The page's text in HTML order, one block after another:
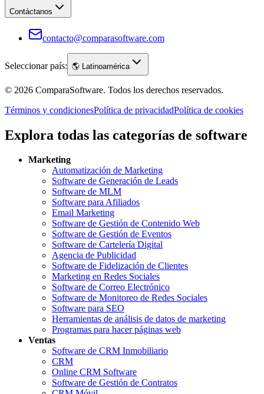
Contáctanos
contacto@comparasoftware.com
Seleccionar país: 🌎 Latinoamérica
© 2026 ComparaSoftware. Todos los derechos reservados.
Términos y condicionesPolítica de privacidadPolítica de cookies
Explora todas las categorías de software
Marketing
Automatización de Marketing
Software de Generación de Leads
Software de MLM
Software para Afiliados
Email Marketing
Software de Gestión de Contenido Web
Software de Gestión de Eventos
Software de Cartelería Digital
Agencia de Publicidad
Software de Fidelización de Clientes
Marketing en Redes Sociales
Software de Correo Electrónico
Software de Monitoreo de Redes Sociales
Software para SEO
Herramientas de análisis de datos de marketing
Programas para hacer páginas web
Ventas
Software de CRM Inmobiliario
CRM
Online CRM Software
Software de Gestión de Contratos